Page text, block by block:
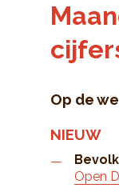
Op de
NIEUW
Open